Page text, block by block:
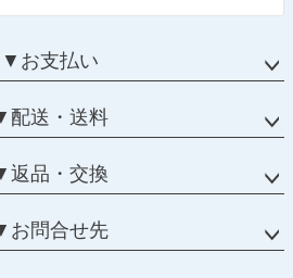
▼お支払い
配送・送料
返品・交換
お問合せ先